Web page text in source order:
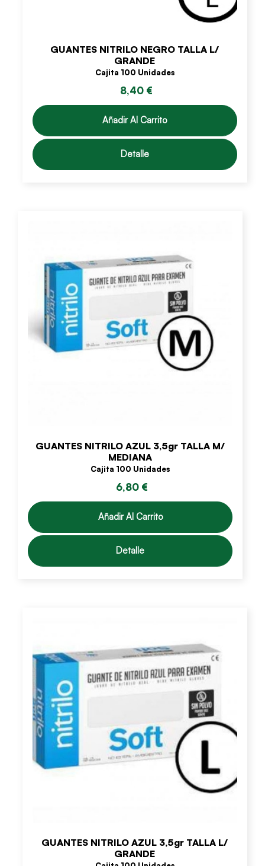
GUANTES NITRILO NEGRO TALLA L/
GRANDE
Cajita 100 Unidades
8,40 €
Añadir Al Carrito
Detalle
GUANTES NITRILO AZUL 3,5gr TALLA M/
MEDIANA
Cajita 100 Unidades
6,80 €
Añadir Al Carrito
Detalle
GUANTES NITRILO AZUL 3,5gr TALLA L/
GRANDE